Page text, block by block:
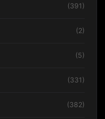
(391)
(2)
(5)
(331)
(382)